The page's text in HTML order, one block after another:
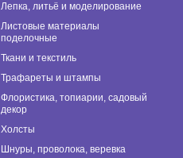
Лепка, литьё и моделирование
Листовые материалы
поделочные
Ткани и текстиль
Трафареты и штампы
Флористика, топиарии, садовый
декор
Холсты
Шнуры, проволока, веревка